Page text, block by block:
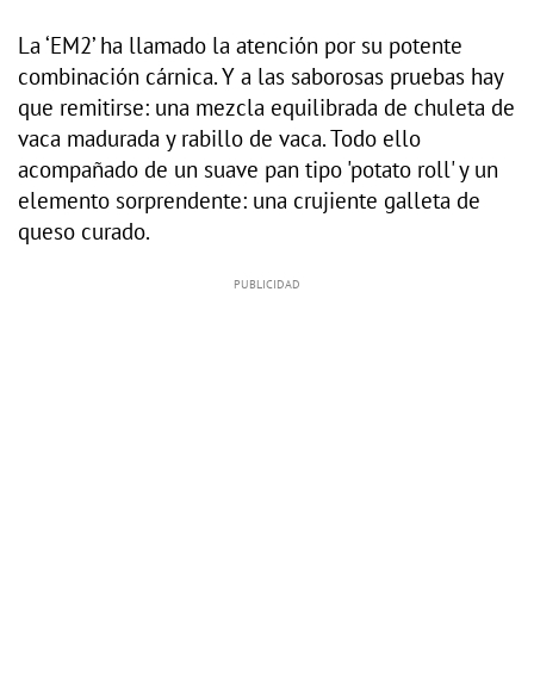
La ‘EM2’ ha llamado la atención por su potente
combinación cárnica. Y a las saborosas pruebas hay
que remitirse: una mezcla equilibrada de chuleta de
vaca madurada y rabillo de vaca. Todo ello
acompañado de un suave pan tipo 'potato roll' y un
elemento sorprendente: una crujiente galleta de
queso curado.